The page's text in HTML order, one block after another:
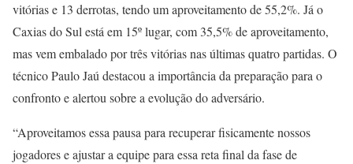
vitórias e 13 derrotas, tendo um aproveitamento de 55,2%. Já o
Caxias do Sul está em 15º lugar, com 35,5% de aproveitamento,
mas vem embalado por três vitórias nas últimas quatro partidas. O
técnico Paulo Jaú destacou a importância da preparação para o
confronto e alertou sobre a evolução do adversário.
“Aproveitamos essa pausa para recuperar fisicamente nossos
jogadores e ajustar a equipe para essa reta final da fase de